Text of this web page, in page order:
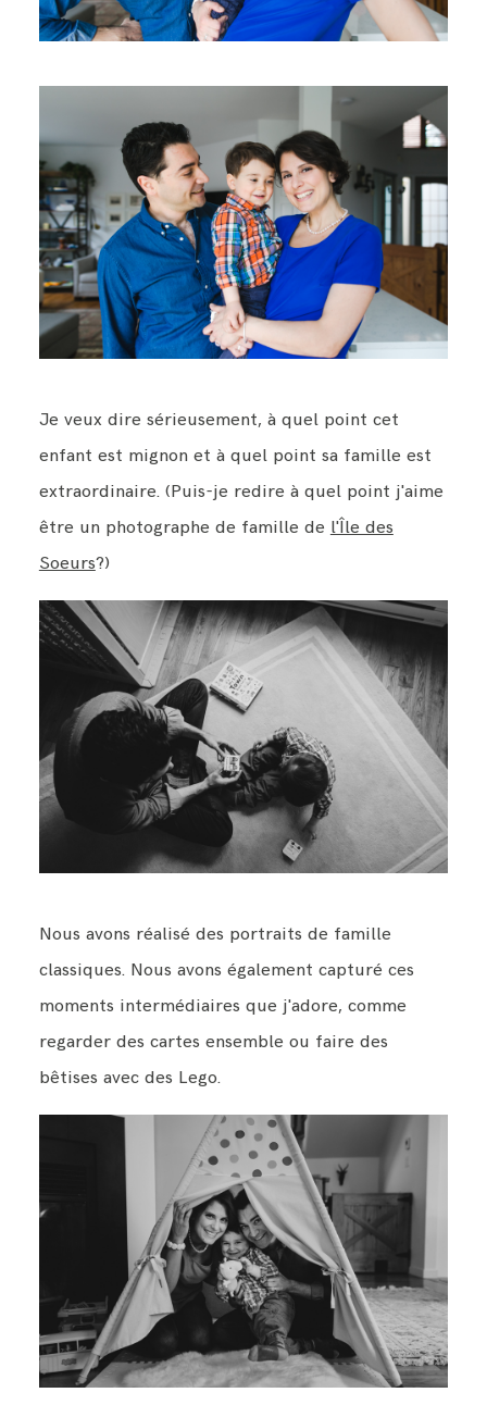
Je veux dire sérieusement, à quel point cet
enfant est mignon et à quel point sa famille est
extraordinaire. (Puis-je redire à quel point j'aime
être un photographe de famille de l'Île des
Soeurs?)
Nous avons réalisé des portraits de famille
classiques. Nous avons également capturé ces
moments intermédiaires que j'adore, comme
regarder des cartes ensemble ou faire des
bêtises avec des Lego.